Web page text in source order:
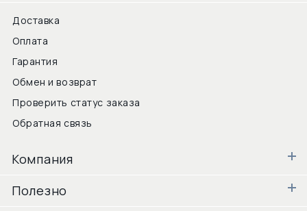
Доставка
Оплата
Гарантия
Обмен и возврат
Проверить статус заказа
Обратная связь
Компания
Полезно